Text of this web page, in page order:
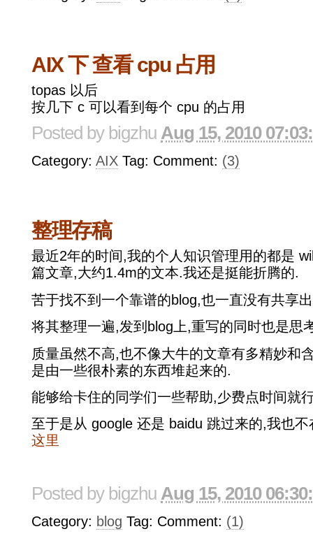
AIX 下 查看 cpu 占用
topas 以后
按几下 c 可以看到每个 cpu 的占用
Posted by bigzhu Aug 15, 2010
Category: AIX Tag: Comment: (3)
整理存稿
最近2年的时间,我的个人知识管理用的都是
篇文章,大约1.4m的文本.我还是挺能折腾的.
苦于找不到一个靠谱的blog,也一直没有共享
将其整理一遍,发到blog上,重写的同时也是思
质量虽然不高,也不像大牛的文章有多精妙和
是由一些很朴素的东西堆起来的.
能够给卡住的同学们一些帮助,少费点时间就
至于是从 google 还是 baidu 跳过来的,我也
这里
Posted by bigzhu Aug 15, 2010
Category: blog Tag: Comment: (1)